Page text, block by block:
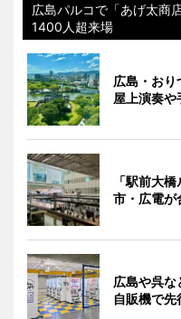
広島パルコで「あげ太
1400人超来場
広島・お
屋上演奏や
「駅前大
市・広電が
広島や呉な
自販機で先